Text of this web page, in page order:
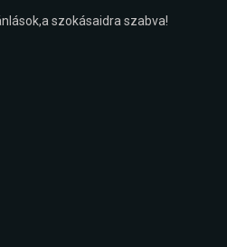
szokásaidra szabva!